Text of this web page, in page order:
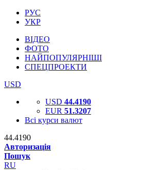
РУС
УКР
ВІДЕО
ФОТО
НАЙПОПУЛЯРНІШІ
СПЕЦПРОЕКТИ
USD
USD 44.4190
EUR 51.3207
Всі курси валют
44.4190
Авторизація
Пошук
RU